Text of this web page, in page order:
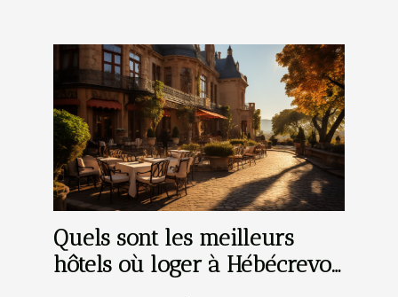
Quels sont les meilleurs
hôtels où loger à Hébécrevon